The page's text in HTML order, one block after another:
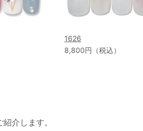
1626
8,800円（税込）
介します。